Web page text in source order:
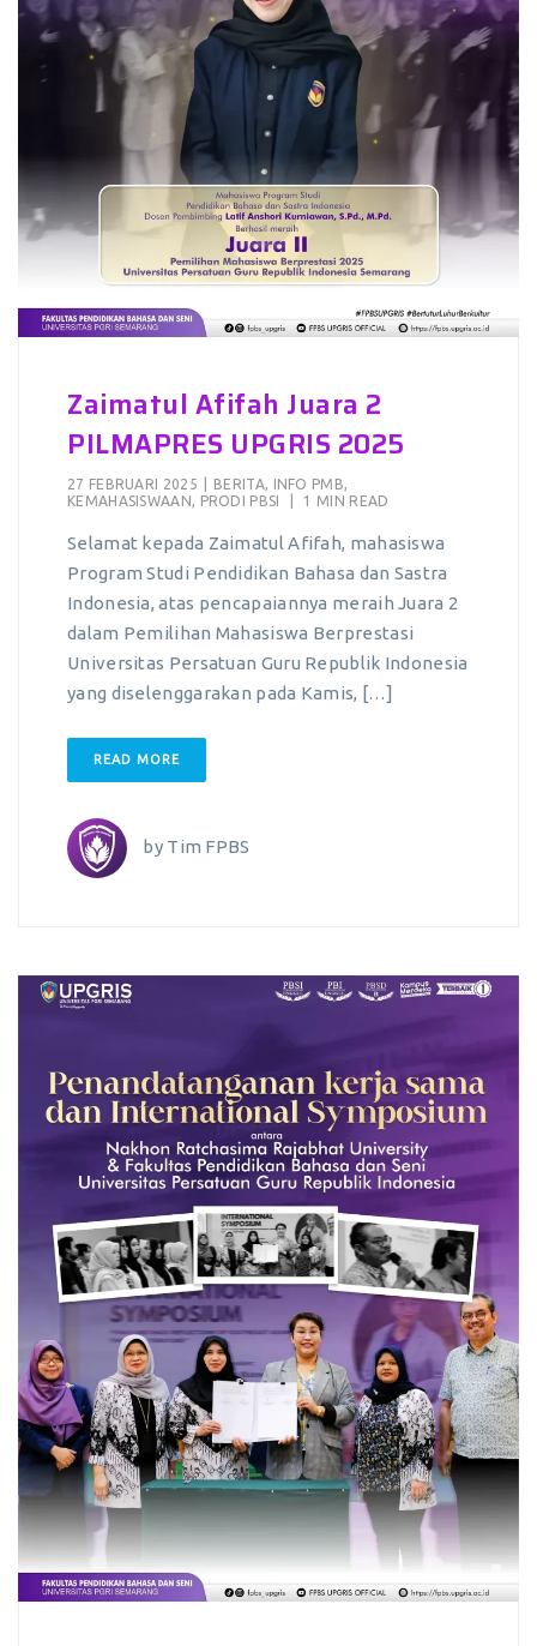
Zaimatul Afifah Juara 2
PILMAPRES UPGRIS 2025
27 FEBRUARI 2025 BERITA, INFO PMB,
KEMAHASISWAAN, PRODI PBSI 1 MIN READ
Selamat kepada Zaimatul Afifah, mahasiswa
Program Studi Pendidikan Bahasa dan Sastra
Indonesia, atas pencapaiannya meraih Juara 2
dalam Pemilihan Mahasiswa Berprestasi
Universitas Persatuan Guru Republik Indonesia
yang diselenggarakan pada Kamis, […]
READ MORE
by Tim FPBS